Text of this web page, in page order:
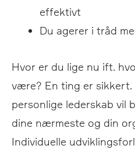
effektivt
Du agerer i tråd
Hvor er du lige nu ift.
være? En ting er
personlige lederskab vil
dine nærmeste og din
Individuelle